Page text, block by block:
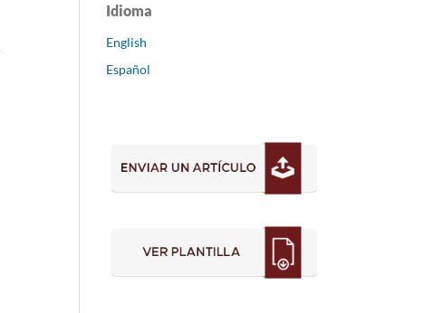
Idioma
English
Español